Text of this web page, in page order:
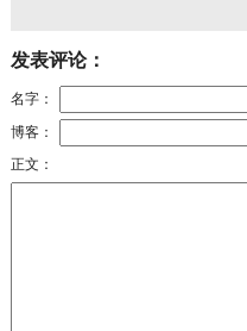
发表评论：
名字：
博客：
正文：